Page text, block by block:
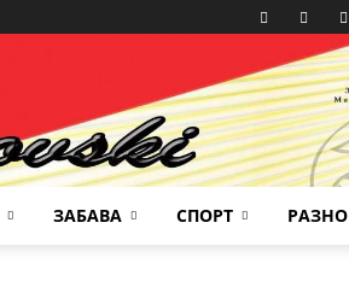
ЗАБАВА СПОРТ РАЗНО